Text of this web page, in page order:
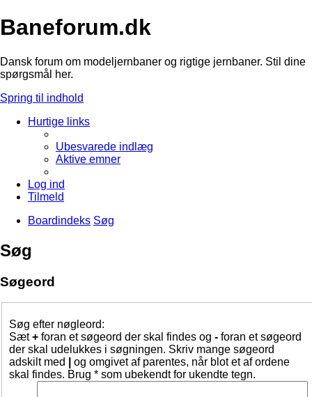
Baneforum.dk
Dansk forum om modeljernbaner og rigtige jernbaner. Stil dine
spørgsmål her.
Spring til indhold
Hurtige links
Ubesvarede indlæg
Aktive emner
Log ind
Tilmeld
Boardindeks Søg
Søg
Søgeord
Søg efter nøgleord:
Sæt+ foran et søgeord der skal findes og - foran et søgeord
der skal udelukkes i søgningen. Skriv mange søgeord
adskilt med
og omgivet af parentes, når blot et af ordene
skal findes. Brug * som ubekendt for ukendte tegn.